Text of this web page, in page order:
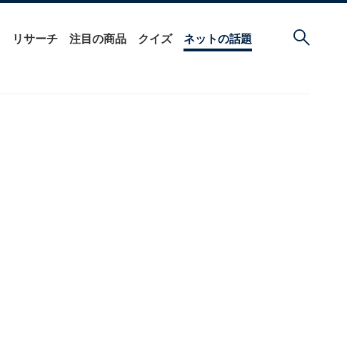
リサーチ 注目の商品 クイズ ネットの話題